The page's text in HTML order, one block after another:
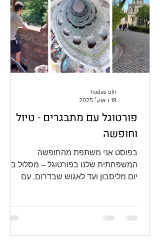
באמת טריק מדליק שמאפשר לקבל גוונים
צבעוניים וממש בקלות ובלי יותר מדי
לכלוך.
פורטוגל עם מתבגרים - טיול
וחופשה
בפוסט אני משתפת מהחופשה
יום מליסבון ועד לאגוש שבדרום, עם
hadas ofir
18 באוק׳ 2025